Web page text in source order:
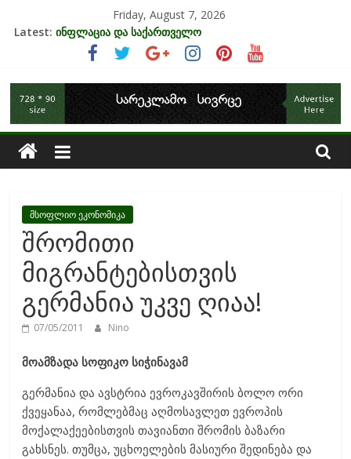
Friday, August 7, 2026
Latest: ინფლაცია და საქართველო
კრიზისის ზეგავლენა ტურიზმის ინდუსტრიაზე
მიგრაციისა და ეკონომიკის ურთიერთკავშირი
EU-ის კანდიდატის სტატუსის ეკონომიკური სარგებელი
უძრავი ქონების ბაზარი საქართველოში
საქართველოს
ეკონომიკა
მსოფლიო ეკონომიკა
შრომითი
მიგრანტებისთვის
გერმანია უკვე ღიაა!
07/05/2011 Nino
მოამზადა სოფიკო სიჭინავამ
გერმანია და ავსტრია ევროკავშირის ბოლო ორი
ქვეყანაა, რომლებმაც აღმოსავლეთ ევროპის
მოქალაქეებისთვის თავიანთი შრომის ბაზარი
გახსნეს. თუმცა, უცხოელების მასიური შედინება და